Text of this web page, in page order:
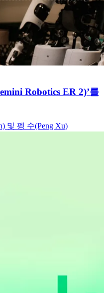
Robotics ER 2)’를
및 펭 수(Peng Xu)